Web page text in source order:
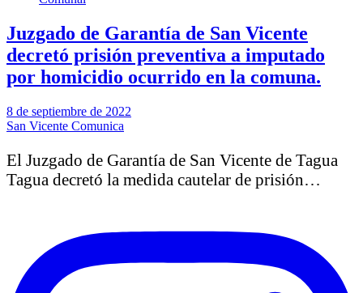
Juzgado de Garantía de San Vicente
decretó prisión preventiva a imputado
por homicidio ocurrido en la comuna.
8 de septiembre de 2022
San Vicente Comunica
El Juzgado de Garantía de San Vicente de Tagua
Tagua decretó la medida cautelar de prisión…